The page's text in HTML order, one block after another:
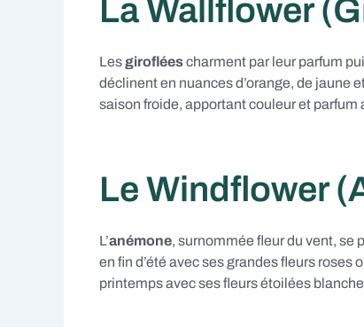
La Wallflower
Lesgirofléescharment par leur parfum
déclinent en nuances d’orange, de jaune
saison froide, apportant couleur et parfum
Le Windflower
L’anémone, surnommée fleur du vent, se
en fin d’été avec ses grandes fleurs
printemps avec ses fleurs étoilées